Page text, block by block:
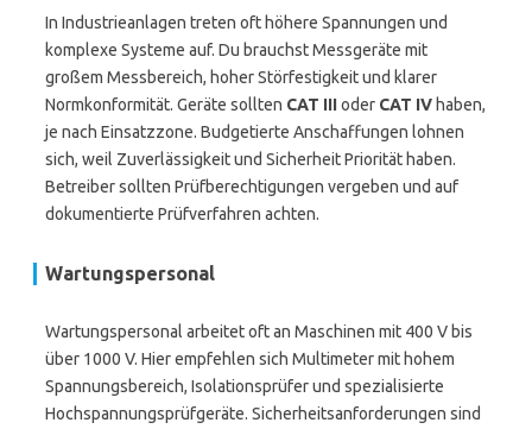
In Industrieanlagen treten oft höhere Spannungen und
komplexe Systeme auf. Du brauchst Messgeräte mit
großem Messbereich, hoher Störfestigkeit und klarer
Normkonformität. Geräte sollten CAT IIIoder CAT IV haben,
je nach Einsatzzone. Budgetierte Anschaffungen lohnen
sich, weil Zuverlässigkeit und Sicherheit Priorität haben.
Betreiber sollten Prüfberechtigungen vergeben und auf
dokumentierte Prüfverfahren achten.
Wartungspersonal
Wartungspersonal arbeitet oft an Maschinen mit 400 V bis
über 1000 V. Hier empfehlen sich Multimeter mit hohem
Spannungsbereich, Isolationsprüfer und spezialisierte
Hochspannungsprüfgeräte. Sicherheitsanforderungen sind